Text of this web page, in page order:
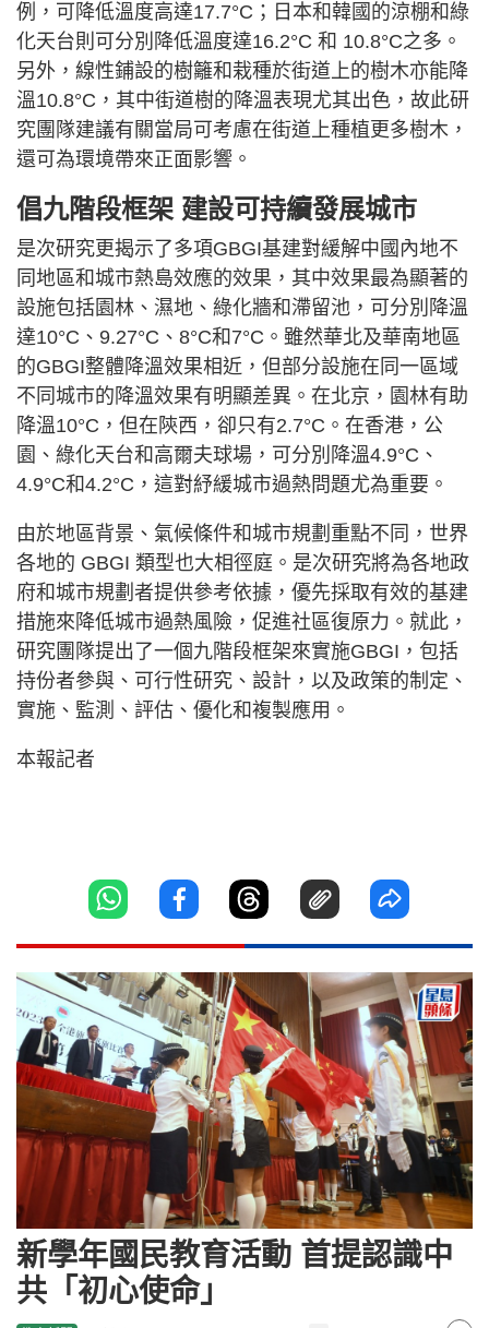
例，可降低溫度高達17.7°C；日本和韓國的涼棚和綠
化天台則可分別降低溫度達16.2°C 和 10.8°C之多。
另外，線性鋪設的樹籬和栽種於街道上的樹木亦能降
溫10.8°C，其中街道樹的降溫表現尤其出色，故此研
究團隊建議有關當局可考慮在街道上種植更多樹木，
還可為環境帶來正面影響。
倡九階段框架 建設可持續發展城市
是次研究更揭示了多項GBGI基建對緩解中國內地不
同地區和城市熱島效應的效果，其中效果最為顯著的
設施包括園林、濕地、綠化牆和滯留池，可分別降溫
達10°C、9.27°C、8°C和7°C。雖然華北及華南地區
的GBGI整體降溫效果相近，但部分設施在同一區域
不同城市的降溫效果有明顯差異。在北京，園林有助
降溫10°C，但在陝西，卻只有2.7°C。在香港，公
園、綠化天台和高爾夫球場，可分別降溫4.9°C、
4.9°C和4.2°C，這對紓緩城市過熱問題尤為重要。
由於地區背景、氣候條件和城市規劃重點不同，世界
各地的 GBGI 類型也大相徑庭。是次研究將為各地政
府和城市規劃者提供參考依據，優先採取有效的基建
措施來降低城市過熱風險，促進社區復原力。就此，
研究團隊提出了一個九階段框架來實施GBGI，包括
持份者參與、可行性研究、設計，以及政策的制定、
實施、監測、評估、優化和複製應用。
本報記者
新學年國民教育活動 首提認識中
共「初心使命」